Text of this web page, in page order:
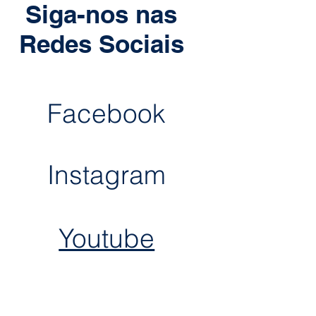
Siga-nos nas
Redes Sociais
Facebook
Instagram
Youtube